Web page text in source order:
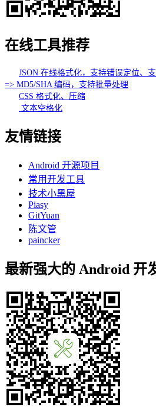
在线工具推荐
JSON 在线格式化，支持错误定位、
=> MD5/SHA 编码，支持批量处理
CSS 格式化、压缩
文本空格化
友情链接
Android 开源项目
常用开发工具
技术小黑屋
Piasy
GitYuan
陈文管
paincker
最新强大的 Android 开